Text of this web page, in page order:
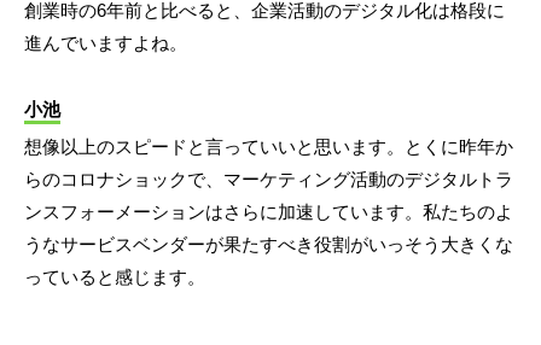
創業時の6年前と比べると、企業活動のデジタル化は格段に
進んでいますよね。
小池
想像以上のスピードと言っていいと思います。とくに昨年か
らのコロナショックで、マーケティング活動のデジタルトラ
ンスフォーメーションはさらに加速しています。私たちのよ
うなサービスベンダーが果たすべき役割がいっそう大きくな
っていると感じます。